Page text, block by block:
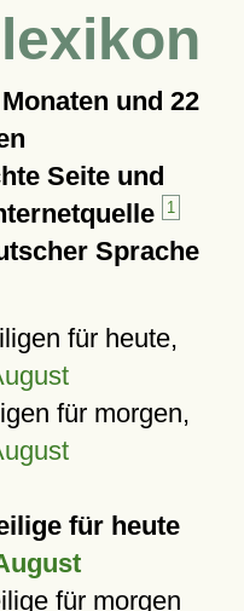
und 22
Seite und
1
Sprache
für heute,
für morgen,
für heute
für morgen